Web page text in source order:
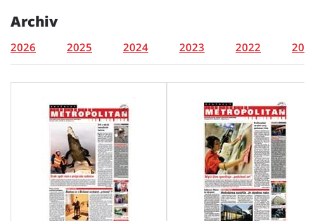
Archiv
2026 2025 2024 2023 2022